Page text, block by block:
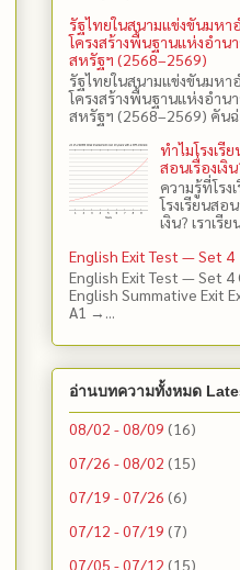
รัฐไทยในสนามแข่งขันมหา
โครงสร้างพื้นฐานแห่งอำ
สหรัฐฯ (2568–2569)
รัฐไทยในสนามแข่งขันมหา
โครงสร้างพื้นฐานแห่งอำ
สหรัฐฯ (2568–2569) คันฉ่
ทำไมโรงเรี
สอนเรื่องเงิน
ความรู้ที่โร
โรงเรียนสอ
เงิน? เราเรี
English Exit Test — Set 4
English Exit Test — Set 4
English Summative Exit
A1 →...
อ่านบทความทั้งหมด
08/02 - 08/09 (16)
07/26 - 08/02 (15)
07/19 - 07/26 (6)
07/12 - 07/19 (7)
07/05 - 07/12 (15)